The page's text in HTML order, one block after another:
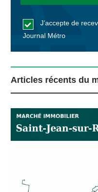
J’accepte de
Journal Métro
Articles récents du